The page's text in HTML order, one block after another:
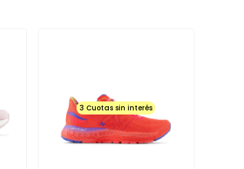
3 Cuotas sin interés